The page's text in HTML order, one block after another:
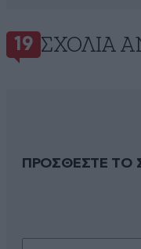
19 ΣΧΌΛΙΑ
ΠΡΟΣΘΕΣΤΕ ΤΟ